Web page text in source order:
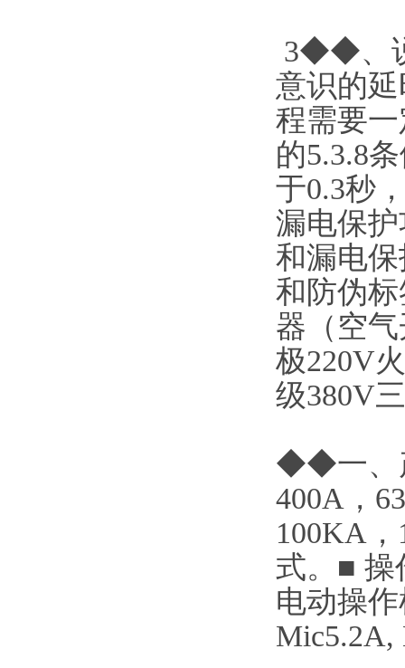
3◆◆、
意识的
程需要一
的5.3.8
于0.3秒
漏电保
和漏电
和防伪
器（空
极220V
级380V
◆◆一、
400A，
100KA
式。■ 操
电动操
Mic5.2A,